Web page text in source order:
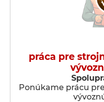
práca pre
Ponúkame prácu